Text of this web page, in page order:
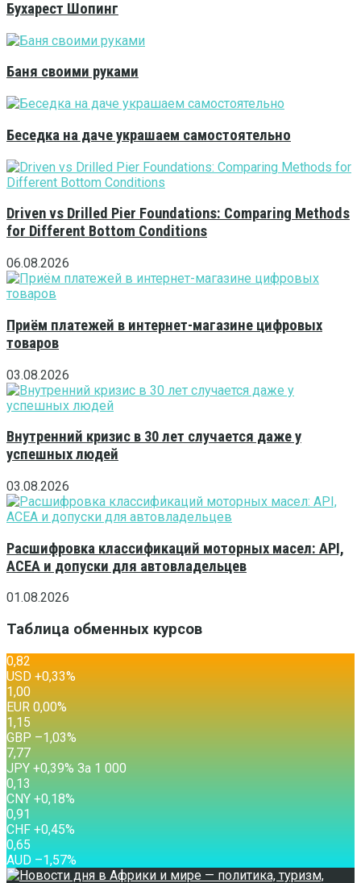
Бухарест Шопинг
Баня своими руками
Беседка на даче украшаем самостоятельно
Driven vs Drilled Pier Foundations: Comparing Methods
for Different Bottom Conditions
06.08.2026
Приём платежей в интернет-магазине цифровых
товаров
03.08.2026
Внутренний кризис в 30 лет случается даже у
успешных людей
03.08.2026
Расшифровка классификаций моторных масел: API,
ACEA и допуски для автовладельцев
01.08.2026
Таблица обменных курсов
0,82
USD +0,33%
1,00
EUR 0,00%
1,15
GBP –1,03%
7,77
JPY +0,39% За 1 000
0,13
CNY +0,18%
0,91
CHF +0,45%
0,65
AUD –1,57%